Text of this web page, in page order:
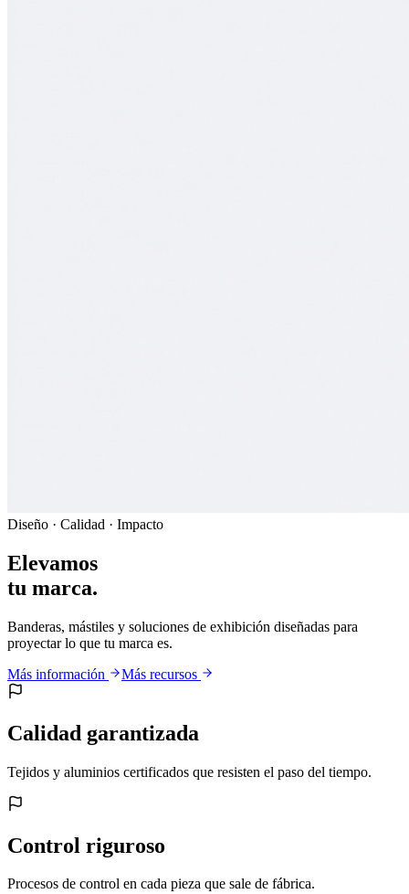
Diseño · Calidad · Impacto
Elevamos
tu marca.
Banderas, mástiles y soluciones de exhibición diseñadas para
proyectar lo que tu marca es.
Más información
Más recursos
Calidad garantizada
Tejidos y aluminios certificados que resisten el paso del tiempo.
Control riguroso
Procesos de control en cada pieza que sale de fábrica.